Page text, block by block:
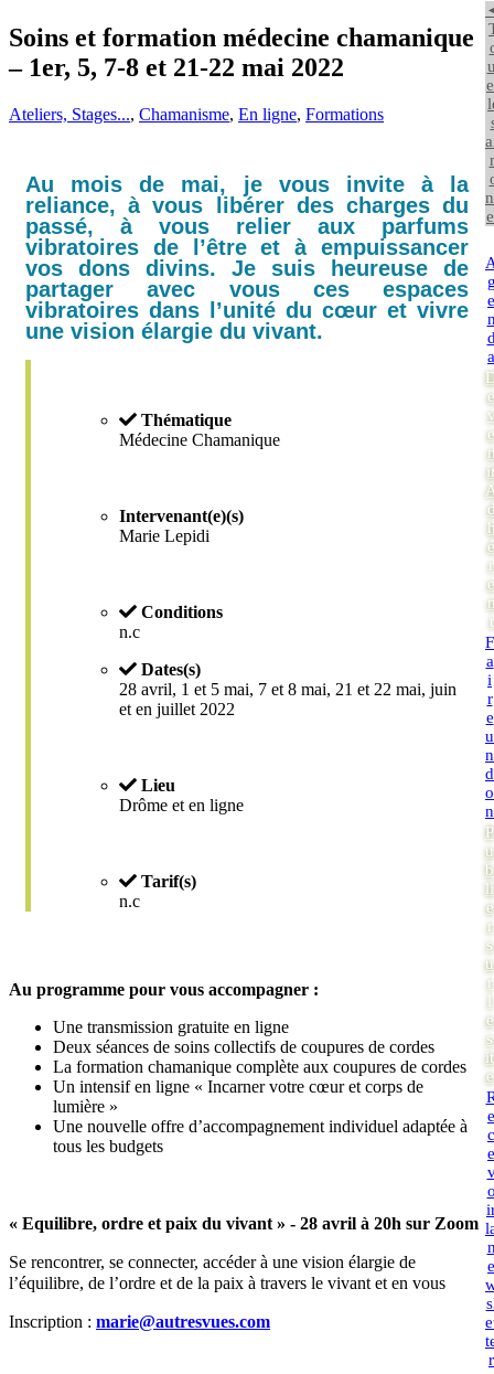
Soins et formation médecine chamanique
– 1er, 5, 7-8 et 21-22 mai 2022
Ateliers, Stages..., Chamanisme, En ligne, Formations
Au mois de mai, je vous invite à la
reliance, à vous libérer des charges du
passé, à vous relier aux parfums
vibratoires de l’être et à empuissancer
vos dons divins. Je suis heureuse de
partager avec vous ces espaces
vibratoires dans l’unité du cœur et vivre
une vision élargie du vivant.
Thématique
Médecine Chamanique
Intervenant(e)(s)
Marie Lepidi
Conditions
n.c
Dates(s)
28 avril, 1 et 5 mai, 7 et 8 mai, 21 et 22 mai, juin
et en juillet 2022
Lieu
Drôme et en ligne
Tarif(s)
n.c
Au programme pour vous accompagner :
Une transmission gratuite en ligne
Deux séances de soins collectifs de coupures de cordes
La formation chamanique complète aux coupures de cordes
Un intensif en ligne « Incarner votre cœur et corps de
lumière »
Une nouvelle offre d’accompagnement individuel adaptée à
tous les budgets
« Equilibre, ordre et paix du vivant » - 28 avril à 20h sur Zoom
Se rencontrer, se connecter, accéder à une vision élargie de
l’équilibre, de l’ordre et de la paix à travers le vivant et en vous
Inscription : marie@autresvues.com
e
a
e
e
é
r
e
t
F
a
i
r
e
u
n
d
o
n
P
u
b
li
e
r
s
u
r
e
s
it
e
e
c
e
e
r